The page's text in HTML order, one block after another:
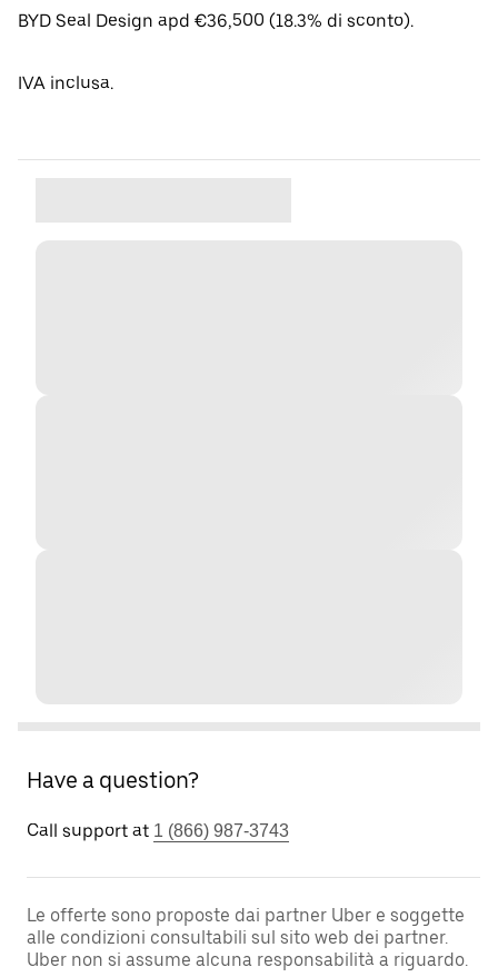
BYD Seal Design apd €36,500 (18.3% di sconto).
IVA inclusa.
Have a question?
Call support at 1 (866) 987-3743
Le offerte sono proposte dai partner Uber e soggette
alle condizioni consultabili sul sito web dei partner.
Uber non si assume alcuna responsabilità a riguardo.